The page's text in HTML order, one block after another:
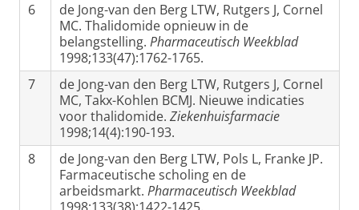
6
de Jong-van den Berg LTW, Rutgers J, Cornel
MC. Thalidomide opnieuw in de
belangstelling. Pharmaceutisch Weekblad
1998;133(47):1762-1765.
7
de Jong-van den Berg LTW, Rutgers J, Cornel
MC, Takx-Kohlen BCMJ. Nieuwe indicaties
voor thalidomide. Ziekenhuisfarmacie
1998;14(4):190-193.
8
de Jong-van den Berg LTW, Pols L, Franke JP.
Farmaceutische scholing en de
arbeidsmarkt. Pharmaceutisch Weekblad